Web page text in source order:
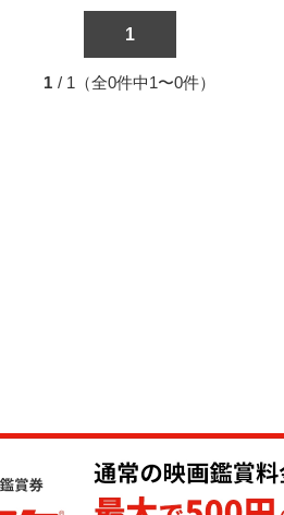
1
1 / 1（全0件中1〜0件）